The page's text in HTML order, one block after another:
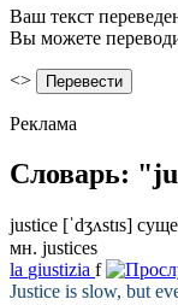
Ваш текст
Вы можете
<>
Реклама
Словарь:
justice [ˈdʒʌstɪs]
мн. justices
la giustizia f
Justice is slow, but